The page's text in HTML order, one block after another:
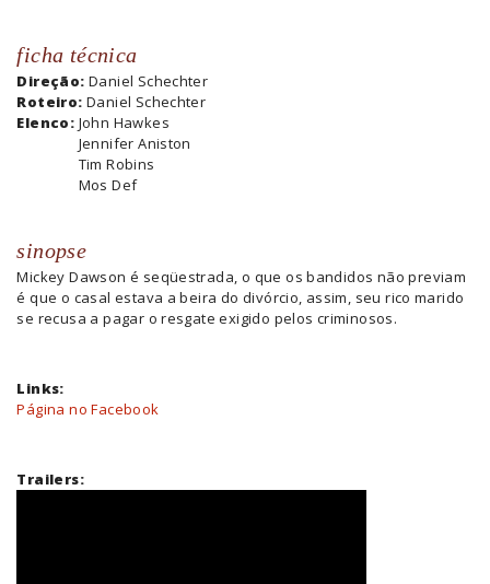
ficha técnica
Direção: Daniel Schechter
Roteiro: Daniel Schechter
Elenco: John Hawkes
Jennifer Aniston
Tim Robins
Mos Def
sinopse
Mickey Dawson é seqüestrada, o que os bandidos não previam
é que o casal estava a beira do divórcio, assim, seu rico marido
se recusa a pagar o resgate exigido pelos criminosos.
Links:
Página no Facebook
Trailers: